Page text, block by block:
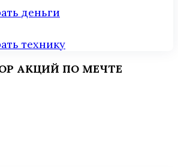
деньги
технику
АКЦИЙ ПО МЕЧТЕ